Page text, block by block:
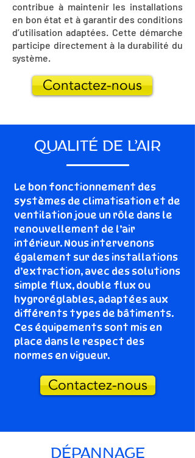
contribue à maintenir les installations
en bon état et à garantir des conditions
d’utilisation adaptées. Cette démarche
participe directement à la durabilité du
système.
Contactez-nous
QUALITÉ DE L’AIR
Le bon fonctionnement des
systèmes de climatisation et de
ventilation joue un rôle dans le
renouvellement de l’air
intérieur. Nous intervenons
également sur des installations
d’extraction, avec des solutions
simple flux, double flux ou
hygroréglables, adaptées aux
différents types de bâtiments.
Ces équipements sont mis en
place dans le respect des
normes en vigueur.
Contactez-nous
DÉPANNAGE